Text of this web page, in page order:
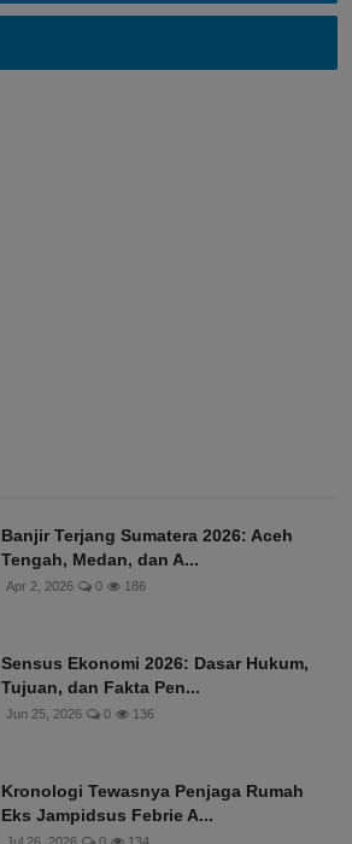
Banjir Terjang Sumatera 2026: Aceh
Tengah, Medan, dan A...
Apr 2, 2026 0 186
Sensus Ekonomi 2026: Dasar Hukum,
Tujuan, dan Fakta Pen...
Jun 25, 2026 0 136
Kronologi Tewasnya Penjaga Rumah
Eks Jampidsus Febrie A...